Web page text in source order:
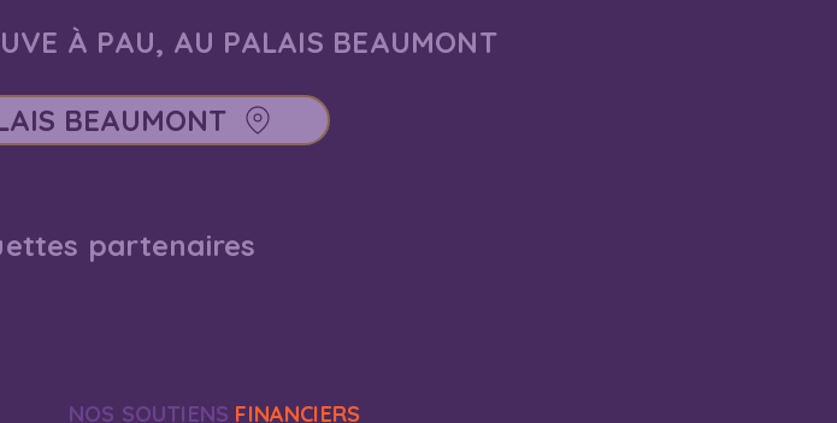
À PAU, AU PALAIS BEAUMONT
BEAUMONT
partenaires
NOS SOUTIENS FINANCIERS